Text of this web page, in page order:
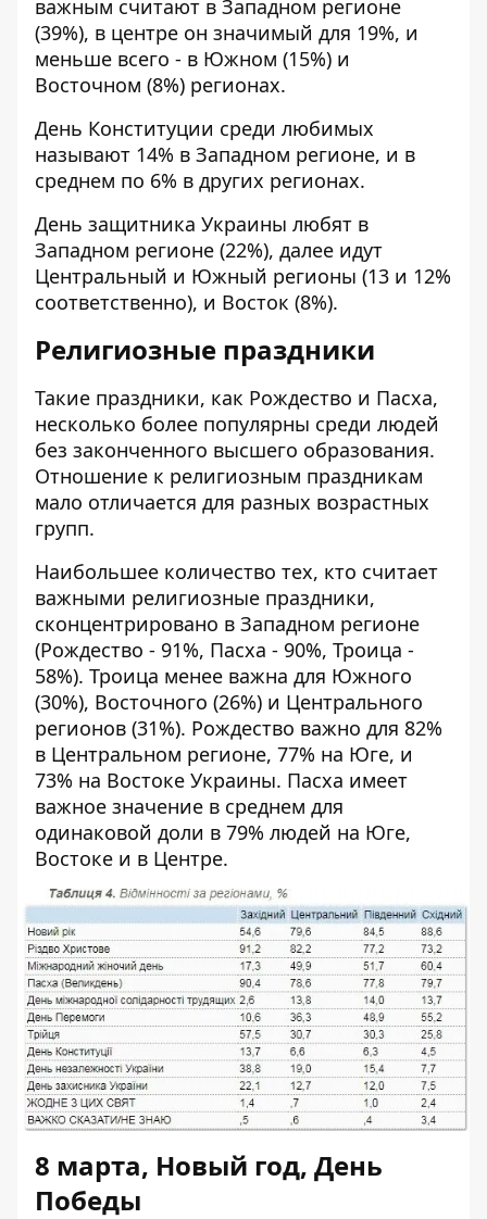
важным считают в Западном регионе
(39%), в центре он значимый для 19%, и
меньше всего - в Южном (15%) и
Восточном (8%) регионах.
День Конституции среди любимых
называют 14% в Западном регионе, и в
среднем по 6% в других регионах.
День защитника Украины любят в
Западном регионе (22%), далее идут
Центральный и Южный регионы (13 и 12%
соответственно), и Восток (8%).
Религиозные праздники
Такие праздники, как Рождество и Пасха,
несколько более популярны среди людей
без законченного высшего образования.
Отношение к религиозным праздникам
мало отличается для разных возрастных
групп.
Наибольшее количество тех, кто считает
важными религиозные праздники,
сконцентрировано в Западном регионе
(Рождество - 91%, Пасха - 90%, Троица -
58%). Троица менее важна для Южного
(30%), Восточного (26%) и Центрального
регионов (31%). Рождество важно для 82%
в Центральном регионе, 77% на Юге, и
73% на Востоке Украины. Пасха имеет
важное значение в среднем для
одинаковой доли в 79% людей на Юге,
Востоке и в Центре.
8 марта, Новый год, День
Победы